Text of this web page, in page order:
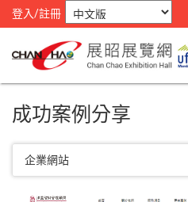
登入/註冊
成功案例分享
企業網站